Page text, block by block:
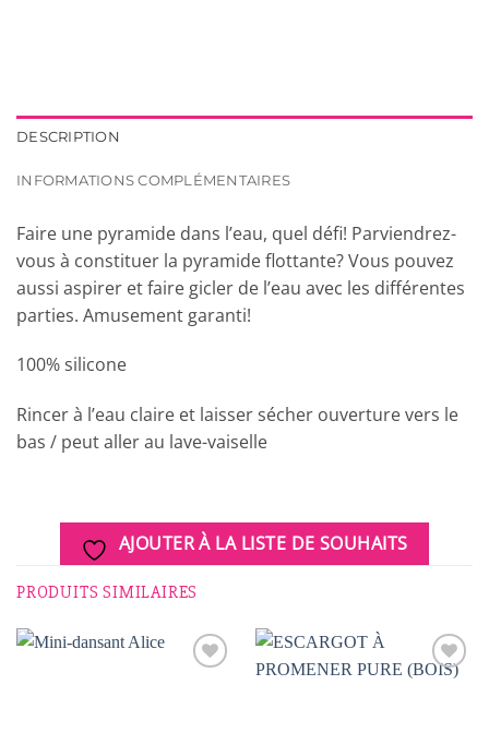
DESCRIPTION
INFORMATIONS COMPLÉMENTAIRES
Faire une pyramide dans l’eau, quel défi! Parviendrez-
vous à constituer la pyramide flottante? Vous pouvez
aussi aspirer et faire gicler de l’eau avec les différentes
parties. Amusement garanti!
100% silicone
Rincer à l’eau claire et laisser sécher ouverture vers le
bas / peut aller au lave-vaiselle
AJOUTER À LA LISTE DE SOUHAITS
PRODUITS SIMILAIRES